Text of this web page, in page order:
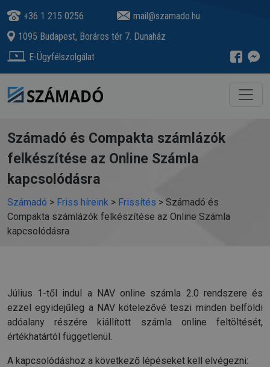
+36 1 215 0256
mail@szamado.hu
1095 Budapest, Boráros tér 7. Dunaház
E-Ügyfélszolgálat
Számadó és Compakta számlázók
felkészítése az Online Számla
kapcsolódásra
Számadó > Friss híreink > Frissítés > Számadó és
Compakta számlázók felkészítése az Online Számla
kapcsolódásra
Július 1-től indul a NAV online számla 2.0 rendszere és
ezzel egyidejűleg a NAV kötelezővé teszi minden belföldi
adóalany részére kiállított számla online feltöltését,
értékhatártól függetlenül.
A kapcsolódáshoz a következő lépéseket kell elvégezni: